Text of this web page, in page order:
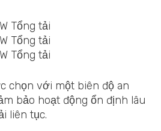
Tổng tải
Tổng tải
Tổng tải
chọn với một biên độ an
bảo hoạt động ổn định lâu
liên tục.